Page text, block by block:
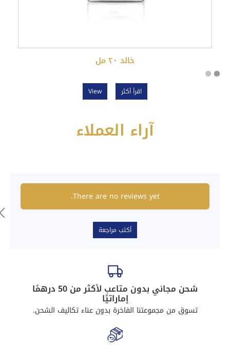
خالد ٢٠ مل
اقرأ أكثر View
آراء العملاء
There are no reviews yet.
أكتب مراجعة
شحن مجاني بدون متاعب لأكثر من 50 درهمًا
إماراتيًا
تسوق من مجموعتنا الفاخرة بدون عناء تكاليف الشحن.